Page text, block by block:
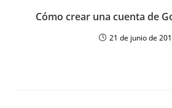
Cómo crear una cuenta de
21 de junio de